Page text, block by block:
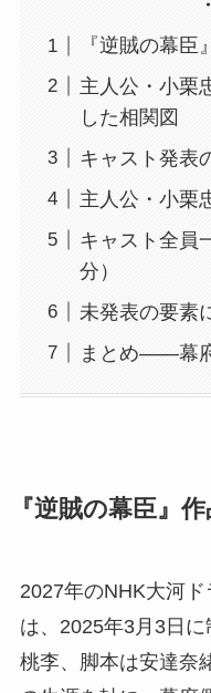
『逆賊の幕臣
主人公・小栗
した相関図
キャスト発表
主人公・小栗
キャスト全員
分）
未発表の要素
まとめ——幕
『逆賊の幕臣』
2027年のNHK大河ド
は、2025年3月3日
桃李、脚本は安達奈